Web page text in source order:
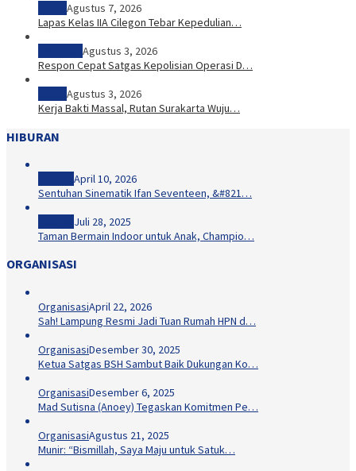
Agustus 7, 2026
Lapas Kelas IIA Cilegon Tebar Kepedulian…
Agustus 3, 2026
Respon Cepat Satgas Kepolisian Operasi D…
Agustus 3, 2026
Kerja Bakti Massal, Rutan Surakarta Wuju…
HIBURAN
April 10, 2026
Sentuhan Sinematik Ifan Seventeen, &#821…
Juli 28, 2025
Taman Bermain Indoor untuk Anak, Champio…
ORGANISASI
OrganisasiApril 22, 2026
Sah! Lampung Resmi Jadi Tuan Rumah HPN d…
OrganisasiDesember 30, 2025
Ketua Satgas BSH Sambut Baik Dukungan Ko…
OrganisasiDesember 6, 2025
Mad Sutisna (Anoey) Tegaskan Komitmen Pe…
OrganisasiAgustus 21, 2025
Munir: “Bismillah, Saya Maju untuk Satuk…